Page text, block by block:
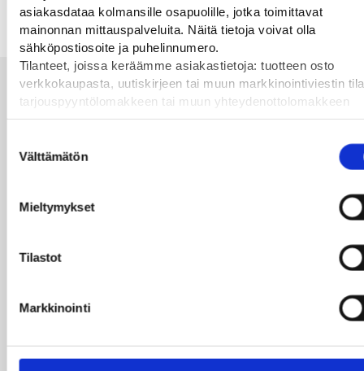
asiakasdataa kolmansille osapuolille, jotka toimittavat
mainonnan mittauspalveluita. Näitä tietoja voivat olla
sähköpostiosoite ja puhelinnumero.
Tilanteet, joissa keräämme asiakastietoja: tuotteen osto
verkkokaupasta, uutiskirjeen tai muun markkinointiviestin
tarjouspyyntölomakkeen tai muun yhteydenottolomakkeen
lähettäminen, käyttäjätilin luominen, muut tilanteet, joissa
käyttämiseen markkinoinnissa. Hyväksymällä
valinta
Välttämätön
Mieltymykset
Tilastot
Markkinointi
matala törmäyssuoja type 1
Alan parhaat merkit